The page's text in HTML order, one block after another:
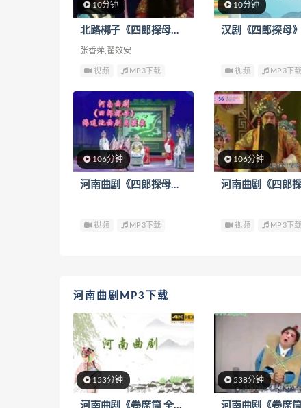
10分钟
北路梆子《四郎探母》下载
张香萍,翟效安
视频 MP3下载
10分钟
汉剧《四郎探母
视频 MP3下载
106分钟
河南曲剧《四郎探母》下载
视频 MP3下载
106分钟
视频 MP3下载
河南曲剧MP3下载
153分钟
河南曲剧《卷席筒 全集》
538分钟